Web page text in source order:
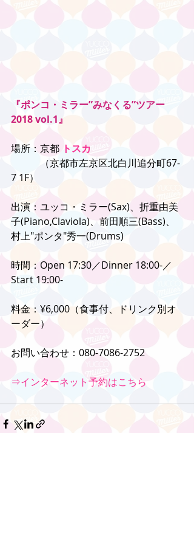
『ポンコ・ミラー”みなくる”ツアー
2018 vol.1』
場所：京都 トスカ
（京都市左京区北白川追分町67-
7 1F）
出演：ユッコ・ミラー(Sax)、折重由美
子(Piano,Claviola)、前田順三(Bass)、
村上"ポンタ"秀一(Drums)
時間：Open 17:30／Dinner 18:00-／
Start 19:00-
料金：¥6,000（食事付、ドリンク別オ
ーダー）
お問い合わせ：080-7086-2752
⇒インターネット予約はこちら